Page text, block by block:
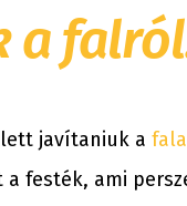
a
javítaniuk a
festék, ami